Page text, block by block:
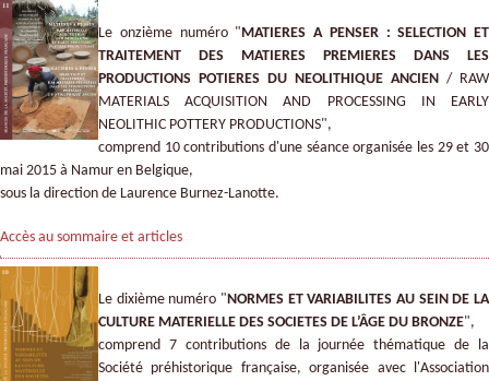
Le onzième numéro " MATIERES A PENSER : SELECTION ET
TRAITEMENT DES MATIERES PREMIERES DANS LES
PRODUCTIONS POTIERES DU NEOLITHIQUE ANCIEN / RAW
MATERIALS ACQUISITION AND PROCESSING IN EARLY
NEOLITHIC POTTERY PRODUCTIONS",
comprend 10 contributions d'une séance organisée les 29 et 30
mai 2015 à Namur en Belgique,
sous la direction de Laurence Burnez-Lanotte.
Accès au sommaire et articles
Le dixième numéro " NORMES ET VARIABILITES AU SEIN DE LA
CULTURE MATERIELLE DES SOCIETES DE L’ÂGE DU BRONZE",
comprend 7 contributions de la journée thématique de la
Société préhistorique française, organisée avec l'Association